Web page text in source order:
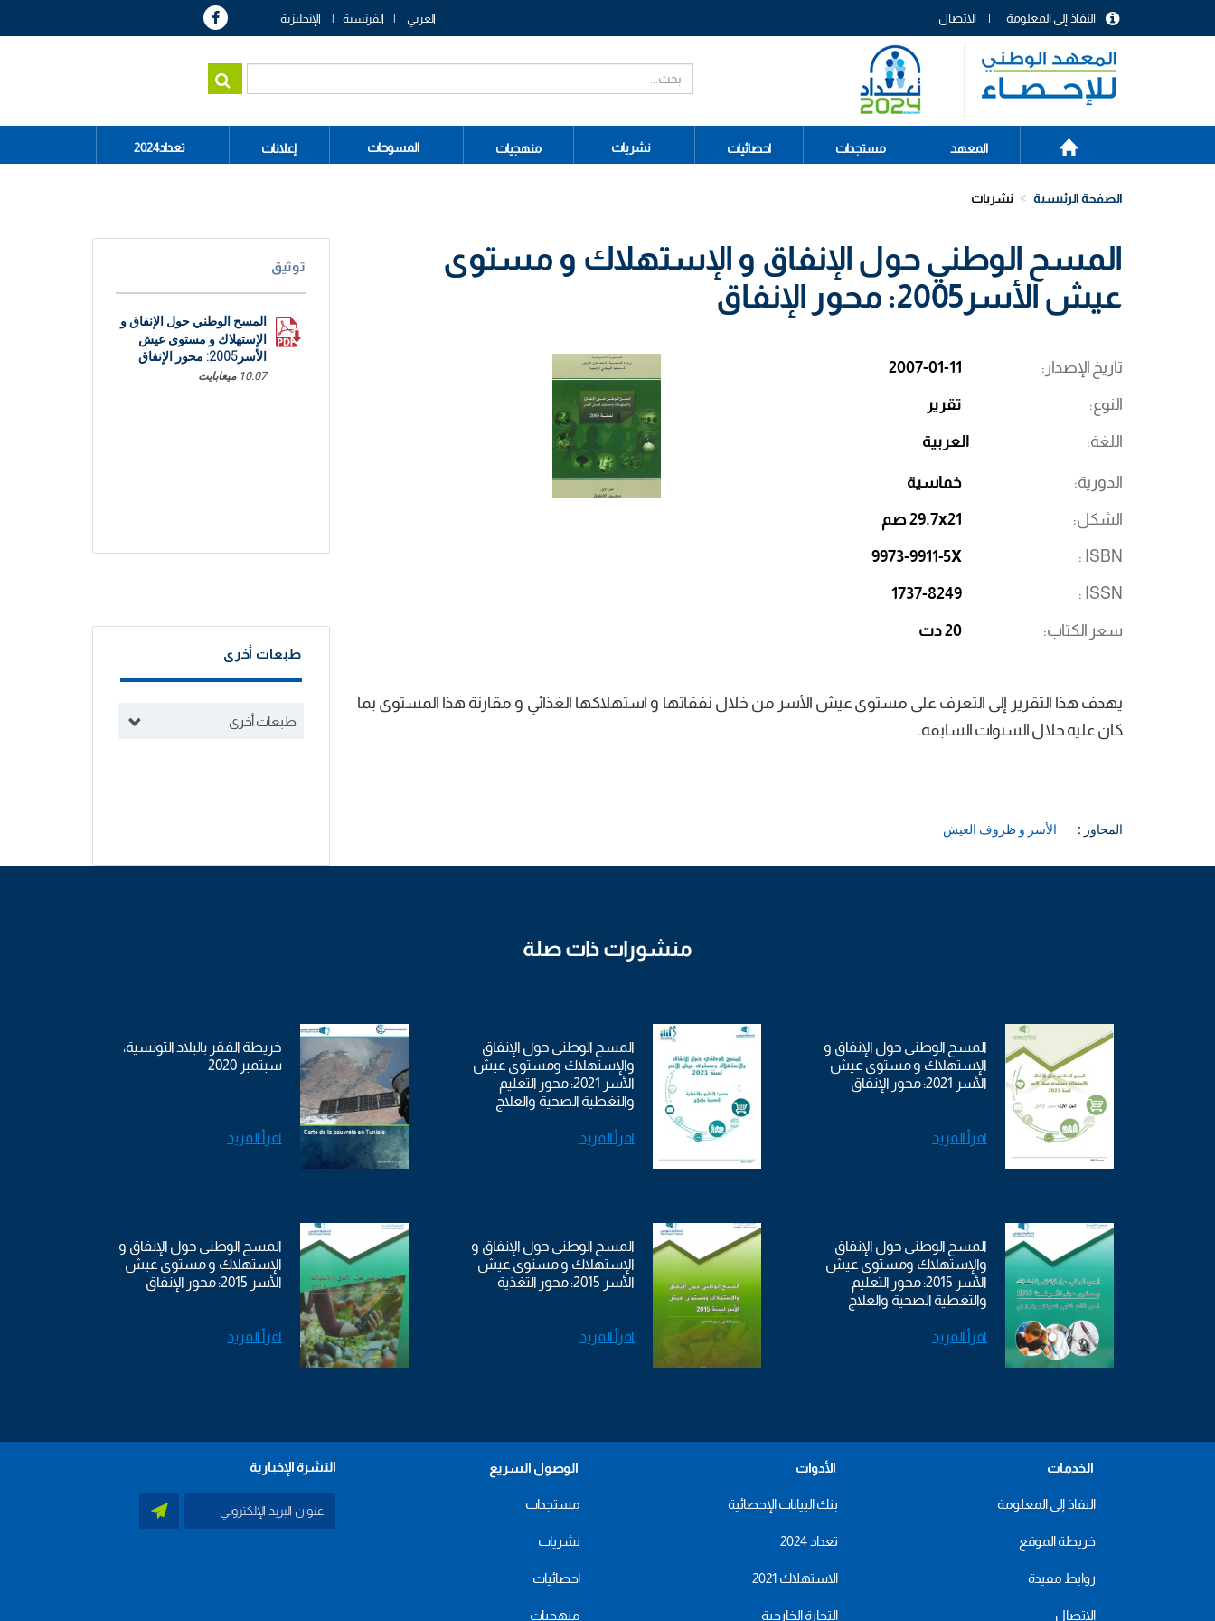
menu
header
الاتصال النفاذ إلى المعلومة العربي الفرنسية الإنجليزية
Main
navigation
الرئيسية
المعهد مستجدات احصائيات نشريات منهجيات المسوحات إعلانات تعداد2024
الصفحة الرئيسية نشريات
المسح الوطني حول الإنفاق و الإستهلاك و مستوى
عيش الأسر2005: محور الإنفاق
تاريخ الإصدار 2007-01-11
النوع تقرير
اللغة العربية
الدورية خماسية
الشكل 29.7x21 صم
ISBN
9973-9911-5X
ISSN
1737-8249
سعر الكتاب 20 دت
يهدف هذا التقرير إلى التعرف على مستوى عيش الأسر من خلال نفقاتها و استهلاكها الغذائي و مقارنة هذا المستوى بما
كان عليه خلال السنوات السابقة.
المحاور : الأسر و ظروف العيش
توثيق
المسح الوطني حول الإنفاق و
الإستهلاك و مستوى عيش
الأسر2005: محور الإنفاق
10.07 ميغابايت
طبعات أخرى
طبعات أخرى
منشورات ذات صلة
المسح الوطني حول الإنفاق و
الإستهلاك و مستوى عيش
الأسر 2021: محور الإنفاق
اقرأ المزيد
المسح الوطني حول الإنفاق
والإستهلاك ومستوى عيش
الأسر 2021: محور التعليم
والتغطية الصحية والعلاج
اقرأ المزيد
خريطة الفقر بالبلاد التونسية،
سبتمبر 2020
اقرأ المزيد
المسح الوطني حول الإنفاق
والإستهلاك ومستوى عيش
الأسر 2015: محور التعليم
والتغطية الصحية والعلاج
اقرأ المزيد
المسح الوطني حول الإنفاق و
الإستهلاك و مستوى عيش
الأسر 2015: محور التغذية
اقرأ المزيد
المسح الوطني حول الإنفاق و
الإستهلاك و مستوى عيش
الأسر 2015: محور الإنفاق
اقرأ المزيد
الخدمات
النفاذ إلى المعلومة
خريطة الموقع
روابط مفيدة
الاتصال
الأدوات
بنك البيانات الإحصائية
تعداد 2024
الاستهلاك 2021
التجارة الخارجية
الوصول السريع
مستجدات
نشريات
احصائيات
منهجيات
النشرة الإخبارية